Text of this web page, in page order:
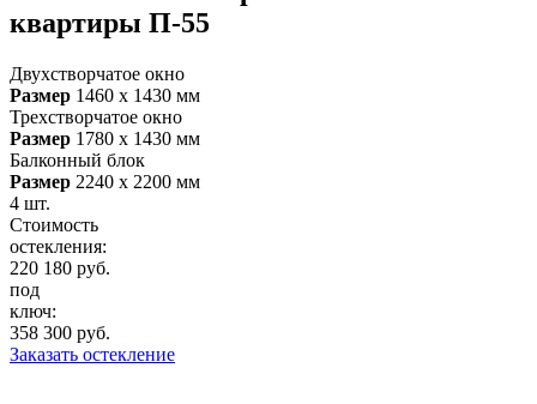
квартиры П-55
Двухстворчатое окно
Размер 1460 х 1430 мм
Трехстворчатое окно
Размер 1780 х 1430 мм
Балконный блок
Размер 2240 х 2200 мм
4 шт.
Стоимость
остекления:
220 180 руб.
под
ключ:
358 300 руб.
Заказать остекление